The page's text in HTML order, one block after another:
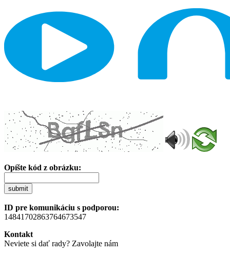
Opíšte kód z obrázku:
submit
ID pre komunikáciu s podporou:
14841702863764673547
Kontakt
Neviete si dať rady? Zavolajte nám